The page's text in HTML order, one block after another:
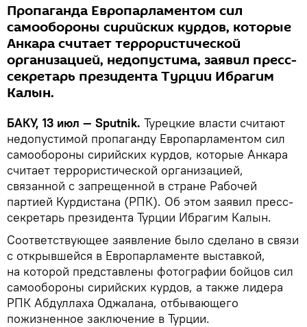
Пропаганда Европарламентом сил
самообороны сирийских курдов, которые
Анкара считает террористической
организацией, недопустима, заявил пресс-
секретарь президента Турции Ибрагим
Калын.
БАКУ, 13 июл — Sputnik. Турецкие власти считают
недопустимой пропаганду Европарламентом сил
самообороны сирийских курдов, которые Анкара
считает террористической организацией,
связанной с запрещенной в стране Рабочей
партией Курдистана (РПК). Об этом заявил пресс-
секретарь президента Турции Ибрагим Калын.
Соответствующее заявление было сделано в связи
с открывшейся в Европарламенте выставкой,
на которой представлены фотографии бойцов сил
самообороны сирийских курдов, а также лидера
РПК Абдуллаха Оджалана, отбывающего
пожизненное заключение в Турции.